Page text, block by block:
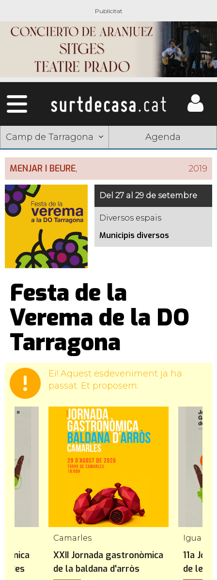
Camp de Tarragona Agenda
MENJAR I BEURE, 2019
Del 27 al 29 de setembre
Diversos espais
Municipis diversos
Festa de la
Verema de la DO
Tarragona
Ei! Aquest esdeveniment ja ha
passat. Et proposem:
Camarles
XXII Jornada gastronòmica
de la baldana d'arròs
11a
de les